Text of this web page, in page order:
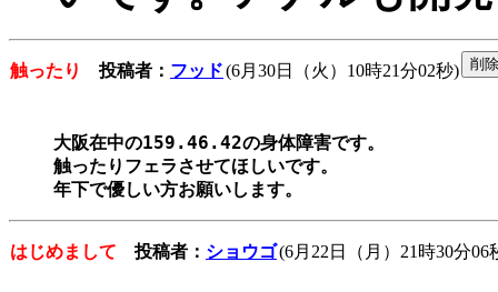
触ったり 投稿者： フッド(6月30日（火）10時21分02秒)
大阪在中の159.46.42の身体障害です。
触ったりフェラさせてほしいです。
はじめまして 投稿者： ショウゴ(6月22日（月）21時30分06